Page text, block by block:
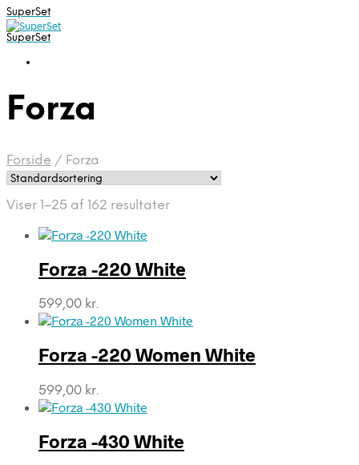
SuperSet
SuperSet
Forza
Forside / Forza
Viser 1–25 af 162 resultater
Forza -220 White
599,00 kr.
Forza -220 Women White
599,00 kr.
Forza -430 White